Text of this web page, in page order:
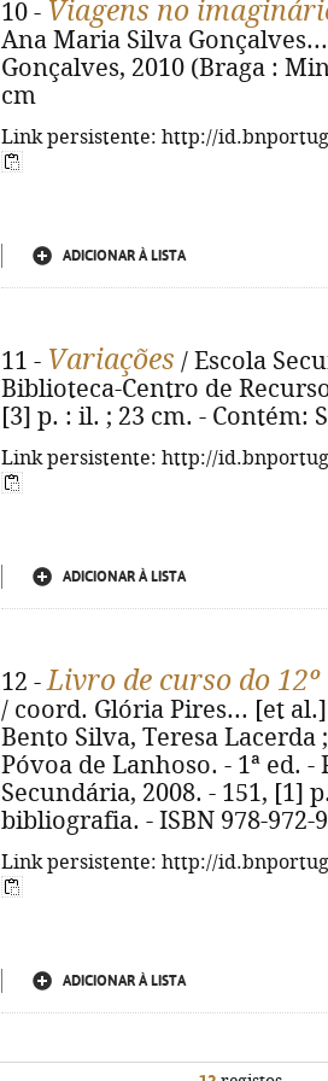
10 - Viagens no
Ana Maria Silva
Gonçalves, 2010 (Braga :
cm
Link persistente: http://
ADICIONAR À LISTA
11 - Variações / Escola
Biblioteca-Centro de
[3] p. : il. ; 23 cm. - Contém:
Link persistente: http://
ADICIONAR À LISTA
12 -Livro de curso do 12º
/ coord. Glória Pires... [et
Bento Silva, Teresa
Póvoa de Lanhoso. - 1ª ed.
Secundária, 2008. - 151, [1]
bibliografia. - ISBN 978-972-
Link persistente: http://
ADICIONAR À LISTA